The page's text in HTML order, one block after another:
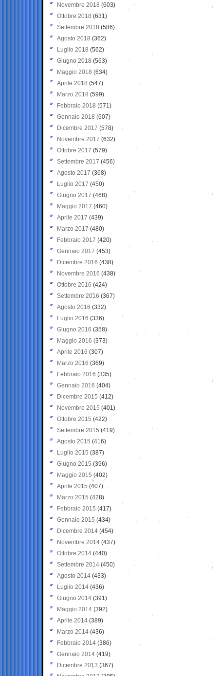
Novembre 2018 (603)
Ottobre 2018 (631)
Settembre 2018 (586)
Agosto 2018 (362)
Luglio 2018 (562)
Giugno 2018 (563)
Maggio 2018 (634)
Aprile 2018 (547)
Marzo 2018 (599)
Febbraio 2018 (571)
Gennaio 2018 (607)
Dicembre 2017 (578)
Novembre 2017 (632)
Ottobre 2017 (579)
Settembre 2017 (456)
Agosto 2017 (368)
Luglio 2017 (450)
Giugno 2017 (468)
Maggio 2017 (460)
Aprile 2017 (439)
Marzo 2017 (480)
Febbraio 2017 (420)
Gennaio 2017 (453)
Dicembre 2016 (438)
Novembre 2016 (438)
Ottobre 2016 (424)
Settembre 2016 (367)
Agosto 2016 (332)
Luglio 2016 (336)
Giugno 2016 (358)
Maggio 2016 (373)
Aprile 2016 (307)
Marzo 2016 (369)
Febbraio 2016 (335)
Gennaio 2016 (404)
Dicembre 2015 (412)
Novembre 2015 (401)
Ottobre 2015 (422)
Settembre 2015 (419)
Agosto 2015 (416)
Luglio 2015 (387)
Giugno 2015 (396)
Maggio 2015 (402)
Aprile 2015 (407)
Marzo 2015 (428)
Febbraio 2015 (417)
Gennaio 2015 (434)
Dicembre 2014 (454)
Novembre 2014 (437)
Ottobre 2014 (440)
Settembre 2014 (450)
Agosto 2014 (433)
Luglio 2014 (436)
Giugno 2014 (391)
Maggio 2014 (392)
Aprile 2014 (389)
Marzo 2014 (436)
Febbraio 2014 (386)
Gennaio 2014 (419)
Dicembre 2013 (367)